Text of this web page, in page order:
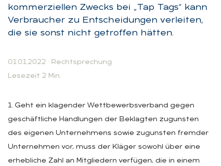
kommerziellen Zwecks bei „Tap Tags“ kann
Verbraucher zu Entscheidungen verleiten,
die sie sonst nicht getroffen hätten.
01.01.2022 · Rechtsprechung
Lesezeit 2 Min.
1. Geht ein klagender Wettbewerbsverband gegen
geschäftliche Handlungen der Beklagten zugunsten
des eigenen Unternehmens sowie zugunsten fremder
Unternehmen vor, muss der Kläger sowohl über eine
erhebliche Zahl an Mitgliedern verfügen, die in einem